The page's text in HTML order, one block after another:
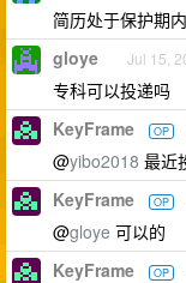
简历处于保护期
gloye Jul 15,
专科可以投递吗
KeyFrame OP
@yibo2018 最近
KeyFrame OP
@gloye 可以的
KeyFrame OP